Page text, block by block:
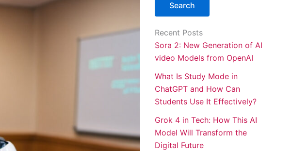
Search
Recent Posts
Sora 2: New Generation of AI
video Models from OpenAI
What Is Study Mode in
ChatGPT and How Can
Students Use It Effectively?
Grok 4 in Tech: How This AI
Model Will Transform the
Digital Future